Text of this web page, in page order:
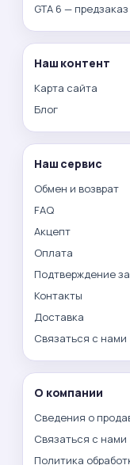
GTA 6 — предзаказ
Наш контент
Карта сайта
Блог
Наш сервис
Обмен и возврат
FAQ
Акцепт
Оплата
Подтверждение
Контакты
Доставка
Связаться с нами
О компании
Сведения о
Связаться с нами
Политика